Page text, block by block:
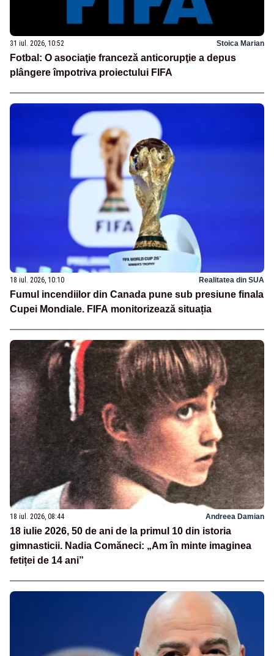
31 iul. 2026, 10:52 Stoica Marian
Fotbal: O asociaţie franceză anticorupţie a depus
plângere împotriva proiectului FIFA
18 iul. 2026, 10:10 Realitatea din SUA
Fumul incendiilor din Canada pune sub presiune finala
Cupei Mondiale. FIFA monitorizează situația
18 iul. 2026, 08:44 Andreea Damian
18 iulie 2026, 50 de ani de la primul 10 din istoria
gimnasticii. Nadia Comăneci: „Am în minte imaginea
fetiței de 14 ani”